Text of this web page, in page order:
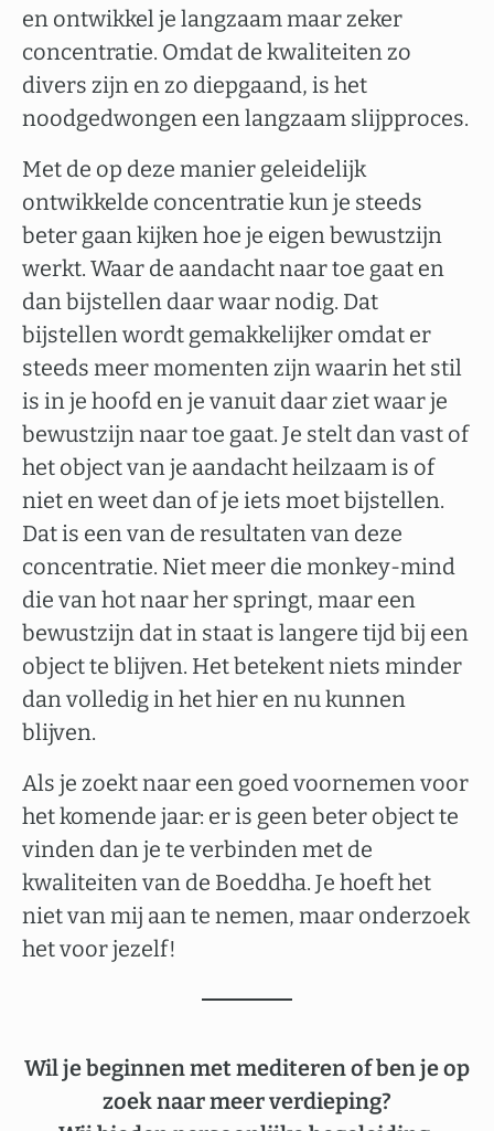
en ontwikkel je langzaam maar zeker
concentratie. Omdat de kwaliteiten zo
divers zijn en zo diepgaand, is het
noodgedwongen een langzaam slijpproces.
Met de op deze manier geleidelijk
ontwikkelde concentratie kun je steeds
beter gaan kijken hoe je eigen bewustzijn
werkt. Waar de aandacht naar toe gaat en
dan bijstellen daar waar nodig. Dat
bijstellen wordt gemakkelijker omdat er
steeds meer momenten zijn waarin het stil
is in je hoofd en je vanuit daar ziet waar je
bewustzijn naar toe gaat. Je stelt dan vast of
het object van je aandacht heilzaam is of
niet en weet dan of je iets moet bijstellen.
Dat is een van de resultaten van deze
concentratie. Niet meer die monkey-mind
die van hot naar her springt, maar een
bewustzijn dat in staat is langere tijd bij een
object te blijven. Het betekent niets minder
dan volledig in het hier en nu kunnen
blijven.
Als je zoekt naar een goed voornemen voor
het komende jaar: er is geen beter object te
vinden dan je te verbinden met de
kwaliteiten van de Boeddha. Je hoeft het
niet van mij aan te nemen, maar onderzoek
het voor jezelf!
Wil je beginnen met mediteren of ben je op
zoek naar meer verdieping?